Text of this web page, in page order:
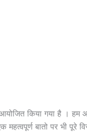
किया गया है । हम
बातो पर भी पूरे